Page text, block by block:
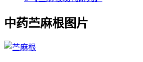
中药苎麻根图片